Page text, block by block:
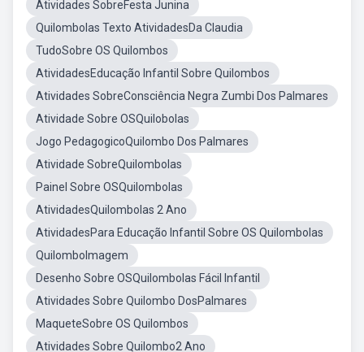
Atividades SobreFesta Junina
Quilombolas Texto AtividadesDa Claudia
TudoSobre OS Quilombos
AtividadesEducação Infantil Sobre Quilombos
Atividades SobreConsciência Negra Zumbi Dos Palmares
Atividade Sobre OSQuilobolas
Jogo PedagogicoQuilombo Dos Palmares
Atividade SobreQuilombolas
Painel Sobre OSQuilombolas
AtividadesQuilombolas 2 Ano
AtividadesPara Educação Infantil Sobre OS Quilombolas
QuilomboImagem
Desenho Sobre OSQuilombolas Fácil Infantil
Atividades Sobre Quilombo DosPalmares
MaqueteSobre OS Quilombos
Atividades Sobre Quilombo2 Ano